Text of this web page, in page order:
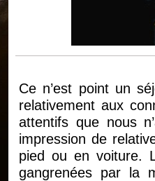
Ce n’est point un
relativement aux
attentifs que nous
impression de
pied ou en voiture.
gangrenées par la